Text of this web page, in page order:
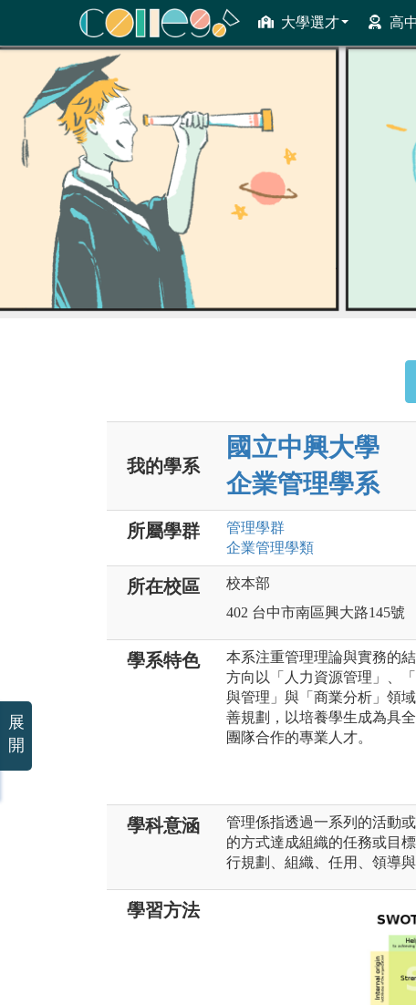
大學選才 高
ColleGo! 大學選才與高中育才輔助系統
我的學系
國立中興大學
企業管理學系
所屬學群 管理學群
企業管理學類
所在校區
校本部
402 台中市南區興大路145號
學系特色
本系注重管理理論與實務的
方向以「人力資源管理」、
與管理」與「商業分析」領
善規劃，以培養學生成為具
團隊合作的專業人才。
學科意涵
管理係指透過一系列的活動
的方式達成組織的任務或目
行規劃、組織、任用、領導
學習方法
展
開